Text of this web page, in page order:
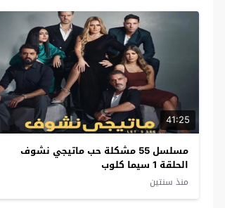
41:25
مسلسل 55 مشكلة حب ماتيجي نشوف
الحلقة 1 سيما كلوب
منذ سنتين